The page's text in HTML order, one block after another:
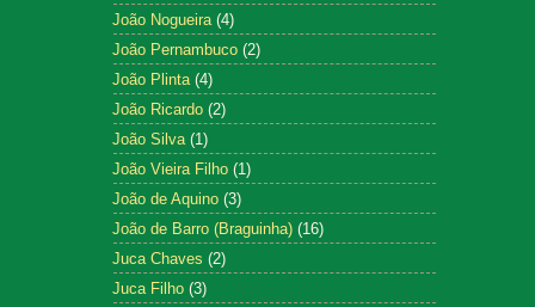
João Nogueira (4)
João Pernambuco (2)
João Plinta (4)
João Ricardo (2)
João Silva (1)
João Vieira Filho (1)
João de Aquino (3)
João de Barro (Braguinha) (16)
Juca Chaves (2)
Juca Filho (3)